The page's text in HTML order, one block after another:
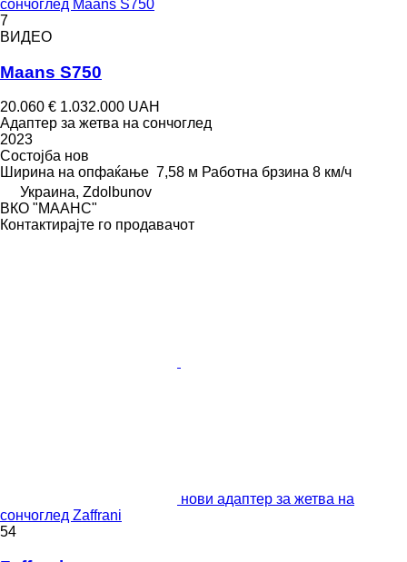
сончоглед Maans S750
7
ВИДЕО
Maans S750
20.060 € 1.032.000 UAH
Адаптер за жетва на сончоглед
2023
Состојба нов
Ширина на опфаќање 7,58 м Работна брзина 8 км/ч
Украина, Zdolbunov
ВКО "МААНС"
Контактирајте го продавачот
нови адаптер за жетва на
сончоглед Zaffrani
54